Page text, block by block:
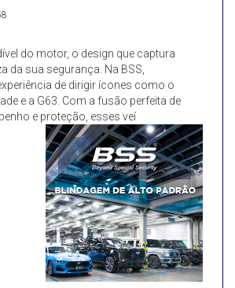
do motor, o design que captura
da sua segurança. Na BSS,
de dirigir ícones como o
e a G63. Com a fusão perfeita de
e proteção, esses veí